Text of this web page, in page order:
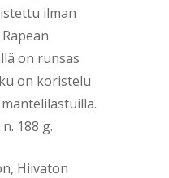
ilman
on runsas
on koristelu
188 g.
Hiivaton